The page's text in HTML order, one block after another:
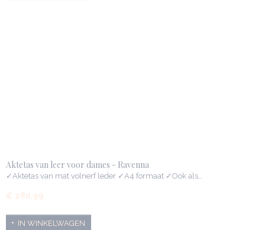
Aktetas van leer voor dames - Ravenna
✓Aktetas van mat volnerf leder ✓A4 formaat ✓Ook als…
€ 280,99
IN WINKELWAGEN